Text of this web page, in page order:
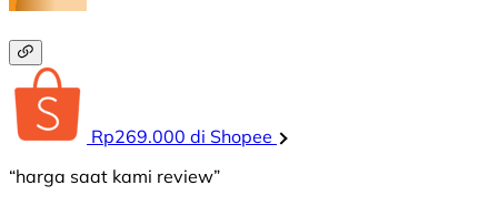
Rp269.000 di Shopee
“harga saat kami review”